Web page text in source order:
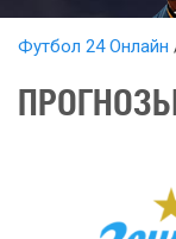
Футбол 24 Онлайн